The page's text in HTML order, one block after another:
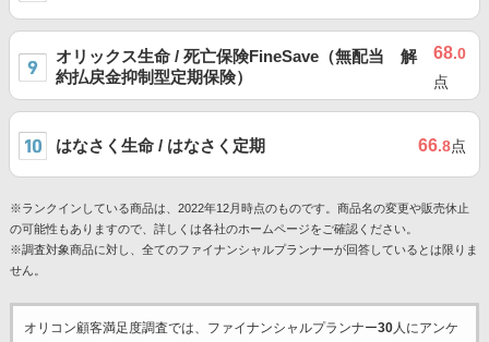
オリックス生命 / 死亡保険FineSave（無配当 解
約払戻金抑制型定期保険）
68.0
点
はなさく生命 / はなさく定期 66.8点
※ランクインしている商品は、2022年12月時点のものです。商品名の変更や販売休止
の可能性もありますので、詳しくは各社のホームページをご確認ください。
※調査対象商品に対し、全てのファイナンシャルプランナーが回答しているとは限りま
せん。
オリコン顧客満足度調査では、ファイナンシャルプランナー30人にアンケ